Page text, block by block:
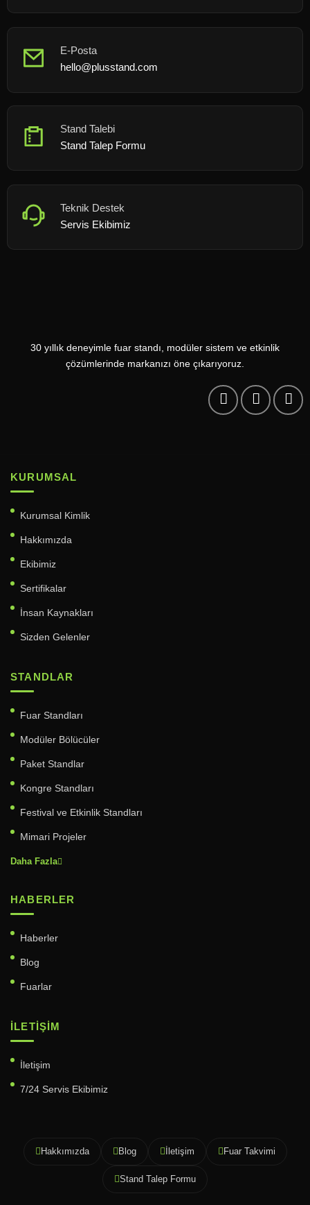
E-Posta
hello@plusstand.com
Stand Talebi
Stand Talep Formu
Teknik Destek
Servis Ekibimiz
30 yıllık deneyimle fuar standı, modüler sistem ve etkinlik
çözümlerinde markanızı öne çıkarıyoruz.
KURUMSAL
Kurumsal Kimlik
Hakkımızda
Ekibimiz
Sertifikalar
İnsan Kaynakları
Sizden Gelenler
STANDLAR
Fuar Standları
Modüler Bölücüler
Paket Standlar
Kongre Standları
Festival ve Etkinlik Standları
Mimari Projeler
Daha Fazla
HABERLER
Haberler
Blog
Fuarlar
İLETIŞIM
İletişim
7/24 Servis Ekibimiz
Hakkımızda Blog İletişim Fuar Takvimi
Stand Talep Formu